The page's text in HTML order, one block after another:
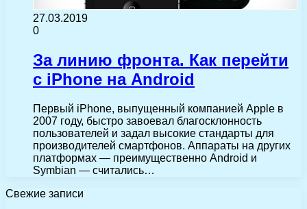
27.03.2019
0
За линию фронта. Как перейти
с iPhone на Android
Первый iPhone, выпущенный компанией Apple в
2007 году, быстро завоевал благосклонность
пользователей и задал высокие стандарты для
производителей смартфонов. Аппараты на других
платформах — преимущественно Android и
Symbian — считались…
Свежие записи